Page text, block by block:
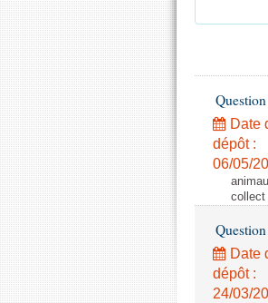
Date
dépôt :
06/05/
collect
Date
dépôt :
24/03/